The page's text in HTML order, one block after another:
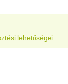
lehetőségei